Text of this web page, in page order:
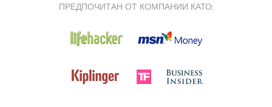
ПРЕДПОЧИТАН ОТ КОМПАНИИ КАТО: